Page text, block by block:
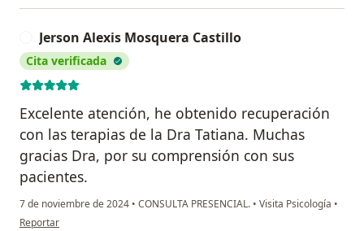
Jerson Alexis Mosquera Castillo
Cita verificada
Excelente atención, he obtenido recuperación
con las terapias de la Dra Tatiana. Muchas
gracias Dra, por su comprensión con sus
pacientes.
7 de noviembre de 2024 • CONSULTA PRESENCIAL. • Visita Psicología •
en opinión del usuario Jerson Alexis Mosquera Castillo
Reportar